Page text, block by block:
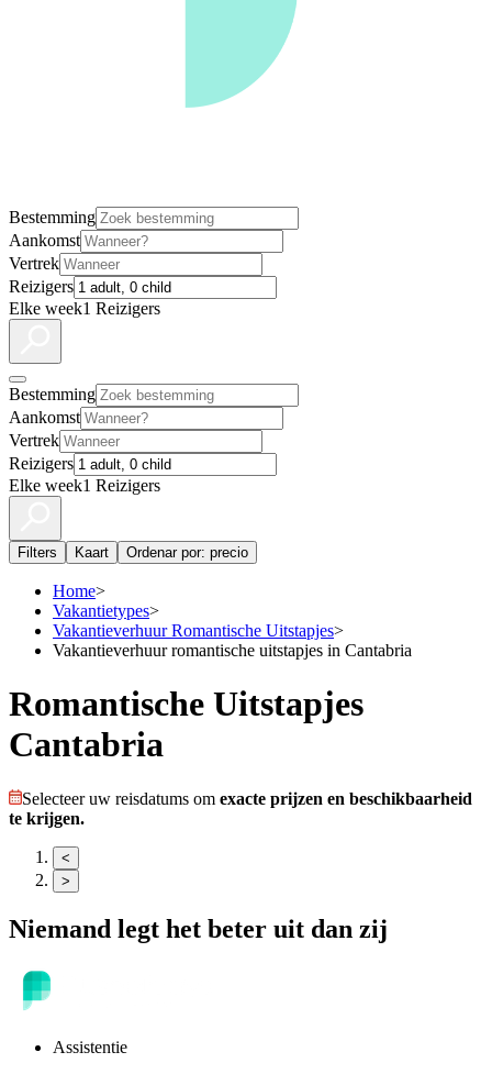
Bestemming
Aankomst
Vertrek
Reizigers
Elke week1 Reizigers
Bestemming
Aankomst
Vertrek
Reizigers
Elke week1 Reizigers
Filters Kaart Ordenar por: precio
Home>
Vakantietypes>
Vakantieverhuur Romantische Uitstapjes>
Vakantieverhuur romantische uitstapjes in Cantabria
Romantische Uitstapjes
Cantabria
Selecteer uw reisdatums om exacte prijzen en beschikbaarheid
te krijgen.
<
>
Niemand legt het beter uit dan zij
Assistentie